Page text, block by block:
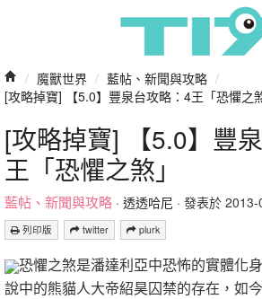
/ 魔獸世界 / 藍帖、新聞與攻略 /
[攻略掉寶] 【5.0】豐泉台攻略：4王「恐懼之煞
[攻略掉寶] 【5.0】豐
王「恐懼之煞」
藍帖、新聞與攻略 · 透透哈尼 · 發表於 2013-
列印版 twitter plurk
恐懼之煞是潘達利亞中恐怖的實體化
說中的熊貓人大帝紹昊囚禁的存在，如